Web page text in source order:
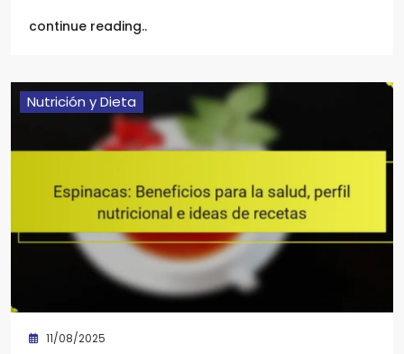
continue reading..
Nutrición y Dieta
11/08/2025